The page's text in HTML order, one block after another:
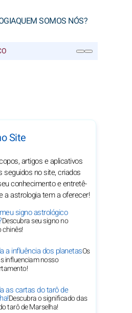
QUEM SOMOS NÓS?
Site
artigos e aplicativos
seguidos no site, criados
conhecimento e entretê-
a astrologia tem a oferecer!
signo astrológico
Descubra seu signo no
a influência dos planetasOs
influenciam nosso
as cartas do tarô de
Descubra o significado das
tarô de Marselha!